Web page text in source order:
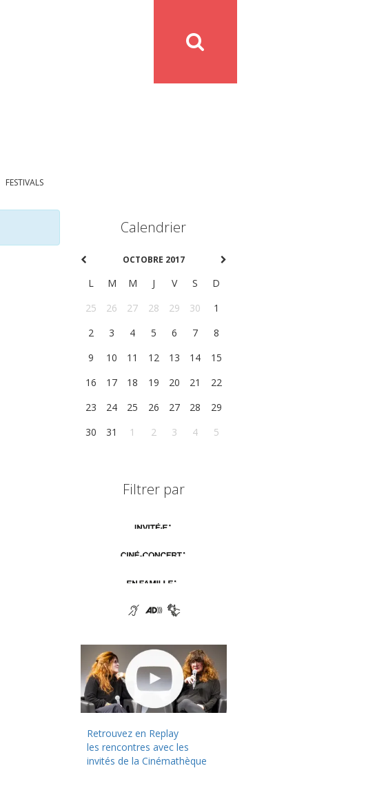
FESTIVALS
Calendrier
OCTOBRE 2017
L M M J V S
D
25
26 27 28 29 30
1
2
3 4 5 6 7
8
9
10 11 12 13 14
15
16
17 18 19 20 21
22
23
24 25 26 27 28
29
30
31 1 2 3 4 5
Filtrer par
Retrouvez en Replay
les rencontres avec les
invités de la Cinémathèque